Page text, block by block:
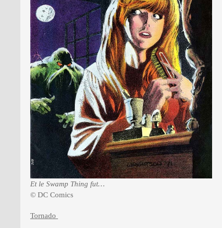
Et le Swamp Thing fut…
© DC Comics
Tornado